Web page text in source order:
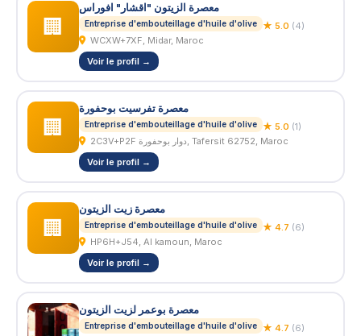
🏢
معصرة الزيتون "اقشار" افوراس
Entreprise d'embouteillage d'huile d'olive ★ 5.0 (4)
WCXW+7XF, Midar, Maroc
Voir le profil →
🏢
معصرة تفرسيت بوحفورة
Entreprise d'embouteillage d'huile d'olive ★ 5.0 (1)
2C3V+P2F دوار بوحفورة, Tafersit 62752, Maroc
Voir le profil →
🏢
معصرة زيت الزيتون
Entreprise d'embouteillage d'huile d'olive ★ 4.7 (6)
HP6H+J54, Al kamoun, Maroc
Voir le profil →
معصرة بوعمر لزيت الزيتون
Entreprise d'embouteillage d'huile d'olive ★ 4.7 (6)